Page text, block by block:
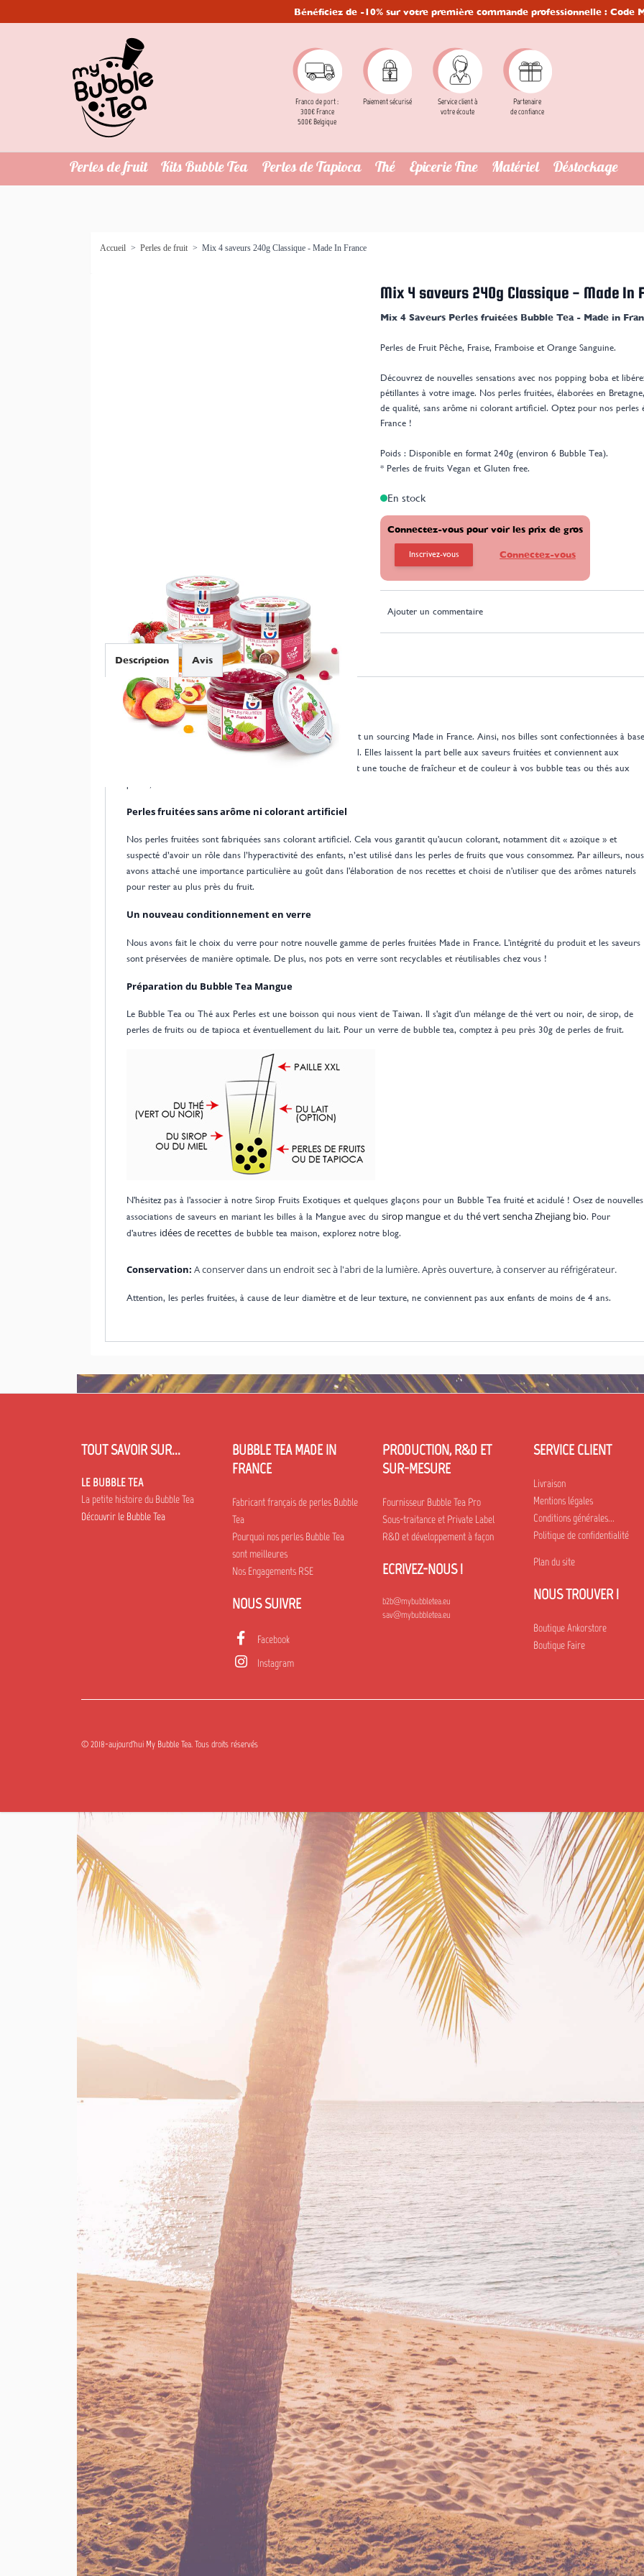
Bénéficiez de -10% sur votre première commande professionnelle : Code
Franco de port :
300€ France
500€ Belgique
Paiement sécurisé
Service client à
votre écoute
Partenaire
de confiance
Perles de fruit Kits Bubble Tea Perles de Tapioca Thé Epicerie Fine Matériel Déstockage
Accueil > Perles de fruit > Mix 4 saveurs 240g Classique - Made In France
Mix 4 saveurs 240g Classique - Made In
Mix 4 Saveurs Perles fruitées Bubble Tea - Made in
Perles de Fruit Pêche, Fraise, Framboise et Orange Sanguine.
Découvrez de nouvelles sensations avec nos popping boba et
pétillantes à votre image. Nos perles fruitées, élaborées en
de qualité, sans arôme ni colorant artificiel. Optez pour nos perles
France !
Poids : Disponible en format 240g (environ 6 Bubble Tea).
* Perles de fruits Vegan et Gluten free.
En stock
Connectez-vous pour voir les prix de gros
Inscrivez-vous Connectez-vous
Ajouter un commentaire
Description Avis
Perles fruitées fabriquées en France
Les perles fruitées sont élaborées en Bretagne en privilègiant un sourcing Made in France. Ainsi, nos billes sont confectionnées à base
de sirop fabriqué en France sans arôme ni colorant artificiel. Elles laissent la part belle aux saveurs fruitées et conviennent aux
régimes vegans et sans gluten. Nos popping boba apportent une touche de fraîcheur et de couleur à vos bubble teas ou thés aux
Perles fruitées sans arôme ni colorant artificiel
Nos perles fruitées sont fabriquées sans colorant artificiel. Cela vous garantit qu'aucun colorant, notamment dit « azoïque » et
suspecté d’avoir un rôle dans l’hyperactivité des enfants, n’est utilisé dans les perles de fruits que vous consommez. Par ailleurs, nous
avons attaché une importance particulière au goût dans l'élaboration de nos recettes et choisi de n'utiliser que des arômes naturels
pour rester au plus près du fruit.
Un nouveau conditionnement en verre
Nous avons fait le choix du verre pour notre nouvelle gamme de perles fruitées Made in France. L'intégrité du produit et les saveurs
sont préservées de manière optimale. De plus, nos pots en verre sont recyclables et réutilisables chez vous !
Préparation du Bubble Tea Mangue
Le Bubble Tea ou Thé aux Perles est une boisson qui nous vient de Taiwan. Il s'agit d'un mélange de thé vert ou noir, de sirop, de
perles de fruits ou de tapioca et éventuellement du lait. Pour un verre de bubble tea, comptez à peu près 30g de perles de fruit.
N'hésitez pas à l'associer à notre Sirop Fruits Exotiques et quelques glaçons pour un Bubble Tea fruité et acidulé ! Osez de nouvelles
associations de saveurs en mariant les billes à la Mangue avec du sirop mangueet du thé vert sencha Zhejiang bio. Pour
d'autres idées de recettesde bubble tea maison, explorez notre blog.
Conservation: A conserver dans un endroit sec à l'abri de la lumière. Après ouverture, à conserver au réfrigérateur.
Attention, les perles fruitées, à cause de leur diamètre et de leur texture, ne conviennent pas aux enfants de moins de 4 ans.
TOUT SAVOIR SUR...
LE BUBBLE TEA
La petite histoire du Bubble Tea
Découvrir le Bubble Tea
BUBBLE TEA MADE IN
FRANCE
Fabricant français de perles Bubble
Tea
Pourquoi nos perles Bubble Tea
sont meilleures
Nos Engagements RSE
NOUS SUIVRE
Facebook
Instagram
PRODUCTION, R&D ET
SUR-MESURE
Fournisseur Bubble Tea Pro
Sous-traitance et Private Label
R&D et développement à façon
ECRIVEZ-NOUS !
b2b@mybubbletea.eu
sav@mybubbletea.eu
SERVICE CLIENT
Livraison
Mentions légales
Conditions générales...
Politique de confidentialité
Plan du site
NOUS TROUVER !
Boutique Ankorstore
Boutique Faire
© 2018-aujourd'hui My Bubble Tea. Tous droits réservés